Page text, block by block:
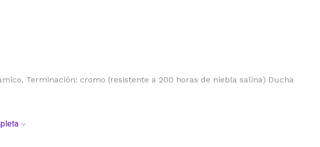
Terminación: cromo (resistente a 200 horas de niebla salina) Ducha